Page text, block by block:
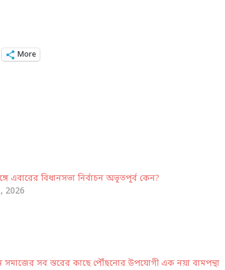
More
এবারের বিধানসভা নির্বাচন অভূতপূর্ব কেন?
2026
সমাজের সব স্তরের কাছে পৌঁছনোর উপযোগী এক নয়া বামপন্থা